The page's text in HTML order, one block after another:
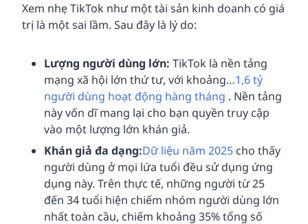
Xem nhẹ TikTok như một tài sản kinh doanh có giá
trị là một sai lầm. Sau đây là lý do:
Lượng người dùng lớn: TikTok là nền tảng
mạng xã hội lớn thứ tư, với khoảng…1,6 tỷ
người dùng hoạt động hàng tháng . Nền tảng
này vốn dĩ mang lại cho bạn quyền truy cập
vào một lượng lớn khán giả.
Khán giả đa dạng:Dữ liệu năm 2025 cho thấy
người dùng ở mọi lứa tuổi đều sử dụng ứng
dụng này. Trên thực tế, những người từ 25
đến 34 tuổi hiện chiếm nhóm người dùng lớn
nhất toàn cầu, chiếm khoảng 35% tổng số